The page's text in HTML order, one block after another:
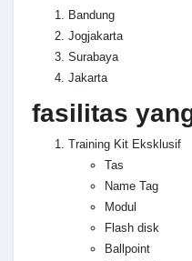
Bandung
Jogjakarta
Surabaya
Jakarta
fasilitas
Training Kit Eksklusif
Tas
Name Tag
Modul
Flash disk
Ballpoint